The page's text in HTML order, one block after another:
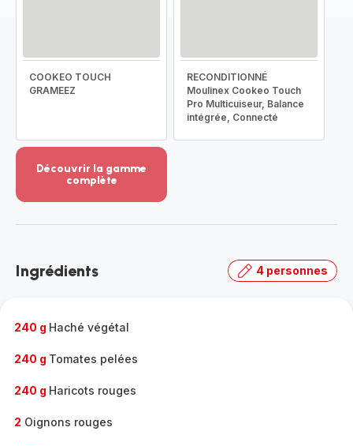
COOKEO TOUCH
GRAMEEZ
RECONDITIONNÉ
Moulinex Cookeo Touch
Pro Multicuiseur, Balance
intégrée, Connecté
Découvrir la gamme
complète
-
gamme
Ingrédients 4 personnes
240 g Haché végétal
240 g Tomates pelées
240 g Haricots rouges
2 Oignons rouges